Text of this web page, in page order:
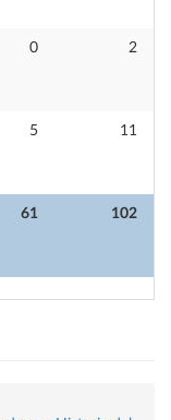
61 102
0 2
5 11